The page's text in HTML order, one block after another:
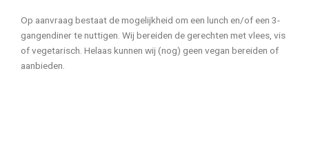
Op aanvraag bestaat de mogelijkheid om een lunch en/of een 3-
gangendiner te nuttigen. Wij bereiden de gerechten met vlees, vis
of vegetarisch. Helaas kunnen wij (nog) geen vegan bereiden of
aanbieden.